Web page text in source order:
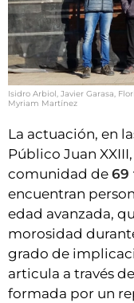
Isidro Arbiol, Javier Garasa,
Myriam Martínez
La actuación, en
Público Juan
comunidad de 69
encuentran
edad avanzada,
morosidad
grado de
articula a través
formada por un